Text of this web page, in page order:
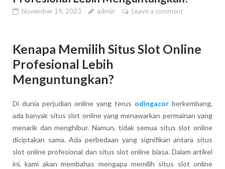
November 19, 2023 admin Leave a comment
Kenapa Memilih Situs Slot Online
Profesional Lebih
Menguntungkan?
Di dunia perjudian online yang terus odingacor berkembang,
ada banyak situs slot online yang menawarkan permainan yang
menarik dan menghibur. Namun, tidak semua situs slot online
diciptakan sama. Ada perbedaan yang signifikan antara situs
slot online profesional dan situs slot online biasa. Dalam artikel
ini, kami akan membahas mengapa memilih situs slot online